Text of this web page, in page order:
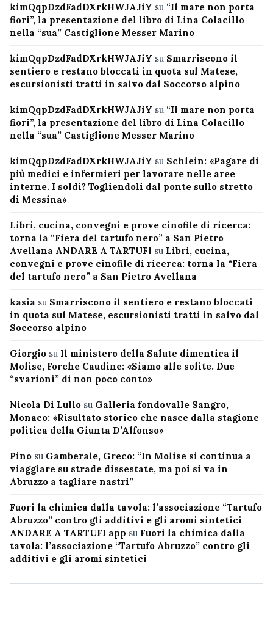
kimQqpDzdFadDXrkHWJAJiY su “Il mare non porta
fiori”, la presentazione del libro di Lina Colacillo
nella “sua” Castiglione Messer Marino
kimQqpDzdFadDXrkHWJAJiY su Smarriscono il
sentiero e restano bloccati in quota sul Matese,
escursionisti tratti in salvo dal Soccorso alpino
kimQqpDzdFadDXrkHWJAJiY su “Il mare non porta
fiori”, la presentazione del libro di Lina Colacillo
nella “sua” Castiglione Messer Marino
kimQqpDzdFadDXrkHWJAJiY su Schlein: «Pagare di
più medici e infermieri per lavorare nelle aree
interne. I soldi? Togliendoli dal ponte sullo stretto
di Messina»
Libri, cucina, convegni e prove cinofile di ricerca:
torna la “Fiera del tartufo nero” a San Pietro
Avellana ANDARE A TARTUFI su Libri, cucina,
convegni e prove cinofile di ricerca: torna la “Fiera
del tartufo nero” a San Pietro Avellana
kasia su Smarriscono il sentiero e restano bloccati
in quota sul Matese, escursionisti tratti in salvo dal
Soccorso alpino
Giorgio su Il ministero della Salute dimentica il
Molise, Forche Caudine: «Siamo alle solite. Due
“svarioni” di non poco conto»
Nicola Di Lullo su Galleria fondovalle Sangro,
Monaco: «Risultato storico che nasce dalla stagione
politica della Giunta D’Alfonso»
Pino su Gamberale, Greco: “In Molise si continua a
viaggiare su strade dissestate, ma poi si va in
Abruzzo a tagliare nastri”
Fuori la chimica dalla tavola: l’associazione “Tartufo
Abruzzo” contro gli additivi e gli aromi sintetici
ANDARE A TARTUFI app su Fuori la chimica dalla
tavola: l’associazione “Tartufo Abruzzo” contro gli
additivi e gli aromi sintetici